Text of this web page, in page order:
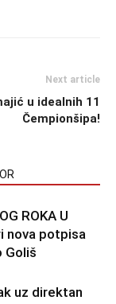
Next article
u idealnih 11
Čempionšipa!
ROKA U
nova potpisa
Goliš
uz direktan